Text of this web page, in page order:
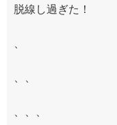
脱線し過ぎた！
、
、、
、、、